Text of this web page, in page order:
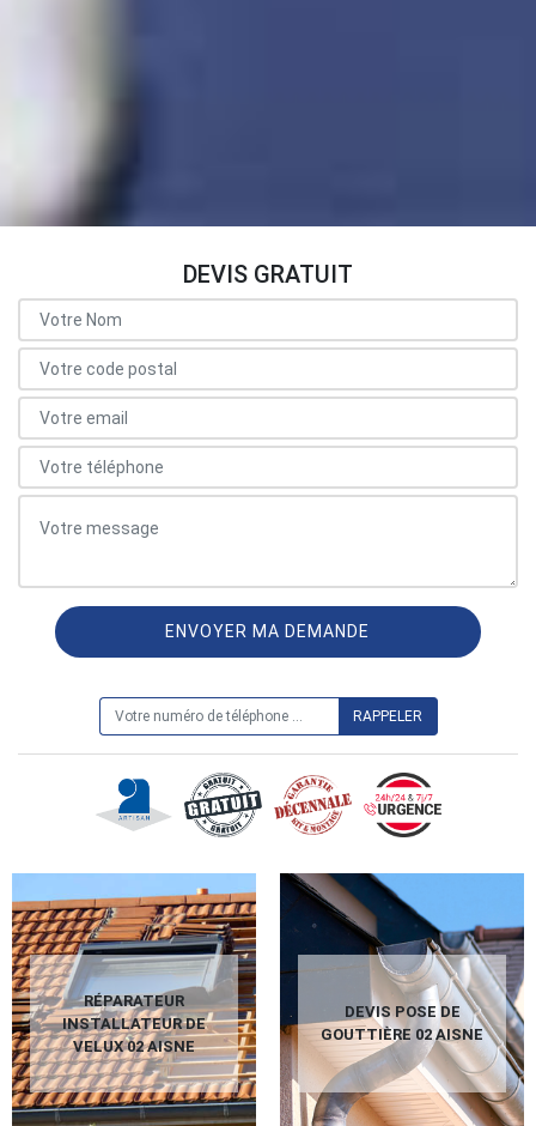
DEVIS GRATUIT
RÉPARATEUR
INSTALLATEUR DE
VELUX 02 AISNE
DEVIS POSE DE
GOUTTIÈRE 02 AISNE